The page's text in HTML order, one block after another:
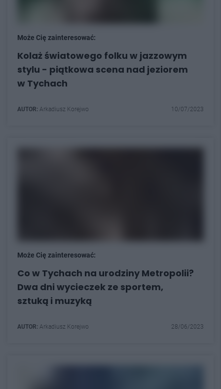
Może Cię zainteresować:
Kolaż światowego folku w jazzowym
stylu - piątkowa scena nad jeziorem
w Tychach
AUTOR: Arkadiusz Korejwo 10/07/2023
Może Cię zainteresować:
Co w Tychach na urodziny Metropolii?
Dwa dni wycieczek ze sportem,
sztuką i muzyką
AUTOR: Arkadiusz Korejwo 28/06/2023